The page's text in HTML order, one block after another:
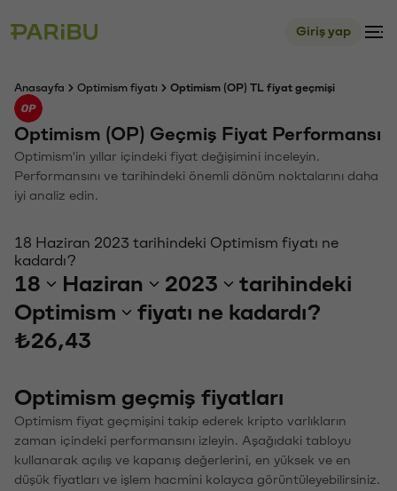
Giriş yap
Anasayfa Optimism fiyatı Optimism (OP) TL fiyat geçmişi
Optimism (OP) Geçmiş Fiyat Performansı
Optimism'in yıllar içindeki fiyat değişimini inceleyin.
Performansını ve tarihindeki önemli dönüm noktalarını daha
iyi analiz edin.
18 Haziran 2023 tarihindeki Optimism fiyatı ne
kadardı?
18 Haziran 2023
tarihindeki
Optimism
fiyatı ne kadardı?
₺26,43
Optimism geçmiş fiyatları
Optimism fiyat geçmişini takip ederek kripto varlıkların
zaman içindeki performansını izleyin. Aşağıdaki tabloyu
kullanarak açılış ve kapanış değerlerini, en yüksek ve en
düşük fiyatları ve işlem hacmini kolayca görüntüleyebilirsiniz.